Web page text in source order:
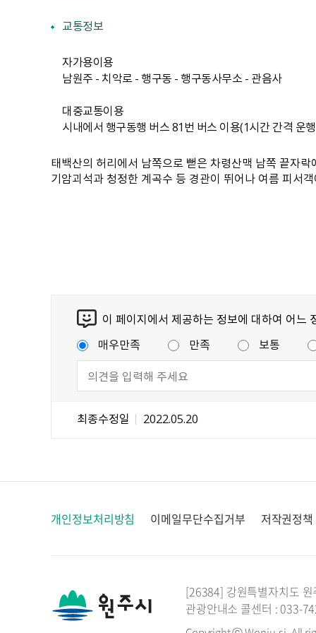
교통정보
자가용이용
남원주 - 치악로 - 행구동 - 행구동사무소 - 관음사
대중교통이용
시내에서 행구동행 버스 81번 버스 이용(1시간 간격 운
태백산의 허리에서 남쪽으로 뻗은 차령산맥 남쪽 끝자
기암괴석과 청정한 계곡수 등 경관이 뛰어나 여름 피서
이 페이지에서 제공하는 정보에 대하여 어느
매우만족
만족 보통
최종수정일 2022.05.20
개인정보처리방침 이메일무단수집거부 저작권정책
[26384] 강원특별자치도
관광안내소 콜센터 : 033-